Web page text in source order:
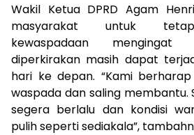
Wakil Ketua DPRD Agam
masyarakat untuk
kewaspadaan
diperkirakan masih dapat
hari ke depan. “Kami
waspada dan saling membantu.
segera berlalu dan kondisi
pulih seperti sediakala”,